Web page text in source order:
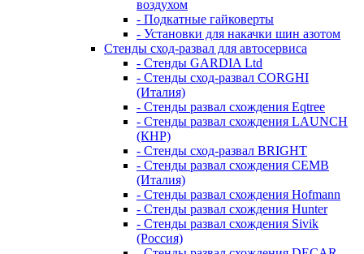
воздухом
- Подкатные гайковерты
- Установки для накачки шин азотом
Стенды сход-развал для автосервиса
- Стенды GARDIA Ltd
- Стенды сход-развал CORGHI
(Италия)
- Стенды развал схождения Eqtree
- Стенды развал схождения LAUNCH
(КНР)
- Стенды сход-развал BRIGHT
- Стенды развал схождения CEMB
(Италия)
- Стенды развал схождения Hofmann
- Стенды развал схождения Hunter
- Стенды развал схождения Sivik
(Россия)